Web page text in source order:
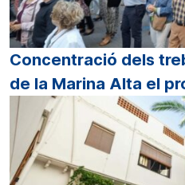
Concentració dels
de la Marina Alta el